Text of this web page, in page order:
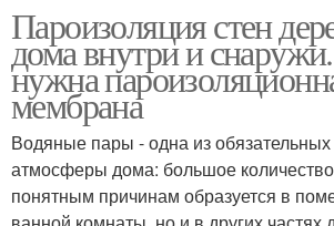
Пароизоляция стен
дома внутри и
нужна
мембрана
Водяные пары - одна из
атмосферы дома: большое
понятным причинам образуется в